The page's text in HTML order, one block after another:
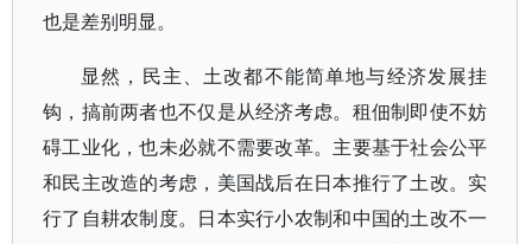
也是差别明显。
显然，民主、土改都不能简单地与经济发展挂
钩，搞前两者也不仅是从经济考虑。租佃制即使不妨
碍工业化，也未必就不需要改革。主要基于社会公平
和民主改造的考虑，美国战后在日本推行了土改。实
行了自耕农制度。日本实行小农制和中国的土改不一